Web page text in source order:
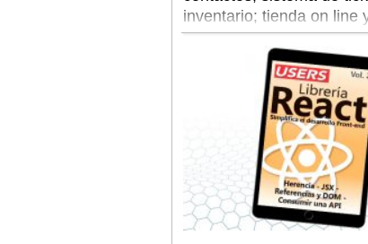
inventario; tienda on line